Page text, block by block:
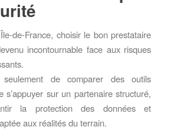
de-France, choisir le bon prestataire
incontournable face aux risques
de comparer des outils
s’appuyer sur un partenaire structuré,
la protection des données et
aux réalités du terrain.